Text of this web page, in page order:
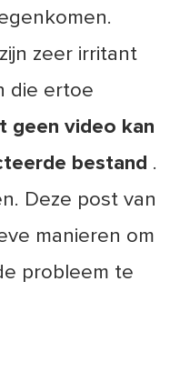
zeer irritant
die ertoe
geen video kan
bestand .
Deze post van
manieren om
probleem te